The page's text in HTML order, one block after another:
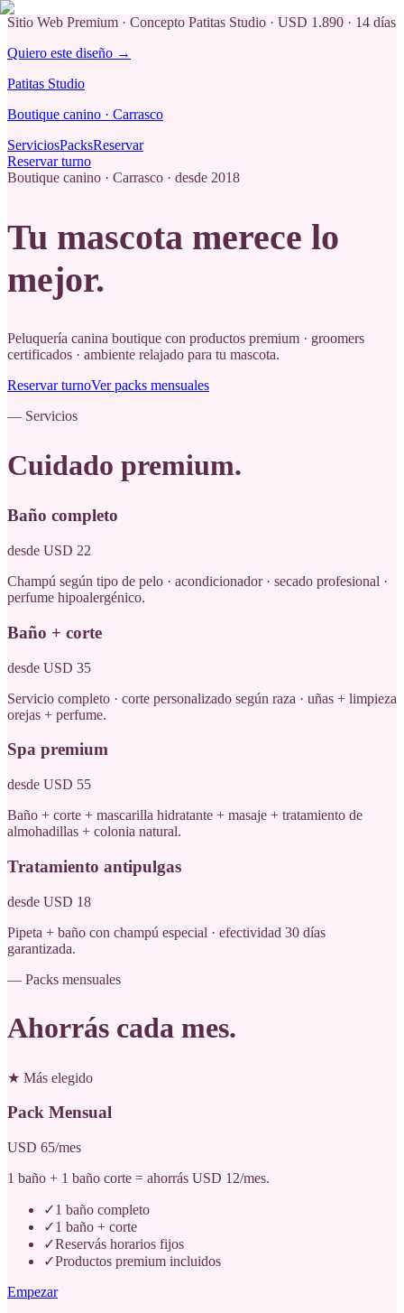
Sitio Web Premium · Concepto Patitas Studio · USD 1.890 · 14 días
Quiero este diseño →
Patitas Studio
Boutique canino · Carrasco
ServiciosPacksReservar
Reservar turno
Boutique canino · Carrasco · desde 2018
Tu mascota merece lo
mejor.
Peluquería canina boutique con productos premium · groomers
certificados · ambiente relajado para tu mascota.
Reservar turnoVer packs mensuales
— Servicios
Cuidado premium.
Baño completo
desde USD 22
Champú según tipo de pelo · acondicionador · secado profesional ·
perfume hipoalergénico.
Baño + corte
desde USD 35
Servicio completo · corte personalizado según raza · uñas + limpieza
orejas + perfume.
Spa premium
desde USD 55
Baño + corte + mascarilla hidratante + masaje + tratamiento de
almohadillas + colonia natural.
Tratamiento antipulgas
desde USD 18
Pipeta + baño con champú especial · efectividad 30 días
garantizada.
— Packs mensuales
Ahorrás cada mes.
★ Más elegido
Pack Mensual
USD 65/mes
1 baño + 1 baño corte = ahorrás USD 12/mes.
✓1 baño completo
✓1 baño + corte
✓Reservás horarios fijos
✓Productos premium incluidos
Empezar